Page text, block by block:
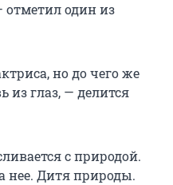
отметил один из
но до чего же
из глаз, — делится
с природой.
нее. Дитя природы.